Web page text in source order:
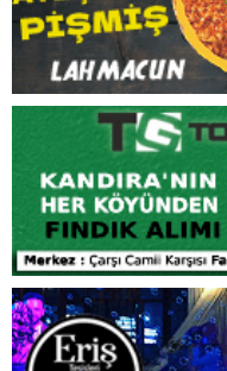
geçilmiyor. Yetkili
rağmen
uzunluğundaki bu
Bu konuya Büyükşehir
Karaosmanoğlu’nun
Kaynak: